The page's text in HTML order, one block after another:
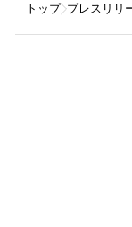
トップ プレスリリ